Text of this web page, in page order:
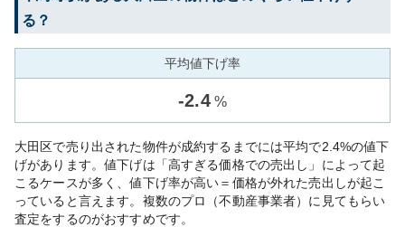
る？
平均値下げ率
-2.4 %
大田区で売り出された物件が成約するまでには平均で2.4%の値下
げがあります。値下げは「高すぎる価格での売出し」によって起
こるケースが多く、値下げ率が高い＝価格が外れた売出しが起こ
っていると言えます。複数のプロ（不動産事業者）に見てもらい
査定をするのがおすすめです。